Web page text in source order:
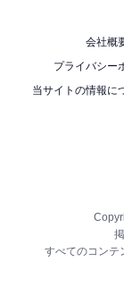
会社概
プライバシー
当サイトの情報に
すべてのコンテ